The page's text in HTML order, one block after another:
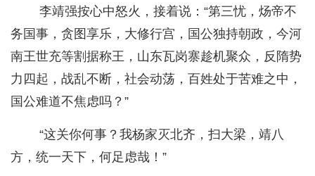
李靖强按心中怒火，接着说：“第三忧，炀帝不
务国事，贪图享乐，大修行宫，国公独持朝政，今河
南王世充等割据称王，山东瓦岗寨趁机聚众，反隋势
力四起，战乱不断，社会动荡，百姓处于苦难之中，
国公难道不焦虑吗？”
“这关你何事？我杨家灭北齐，扫大梁，靖八
方，统一天下，何足虑哉！”